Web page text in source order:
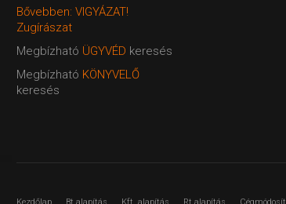
Bővebben: VIGYÁZAT!
Zugírászat
Megbízható ÜGYVÉD keresés
Megbízható KÖNYVELŐ
keresés